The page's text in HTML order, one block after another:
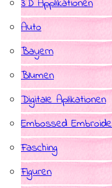
3D Applikationen
Auto
Bayern
Blumen
Digitale Aplikationen
Embossed
Fasching
Figuren